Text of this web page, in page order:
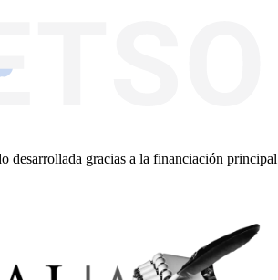
desarrollada gracias a la financiación principal